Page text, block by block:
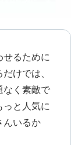
るために
けでは、
なく素敵で
と人気に
んいるか